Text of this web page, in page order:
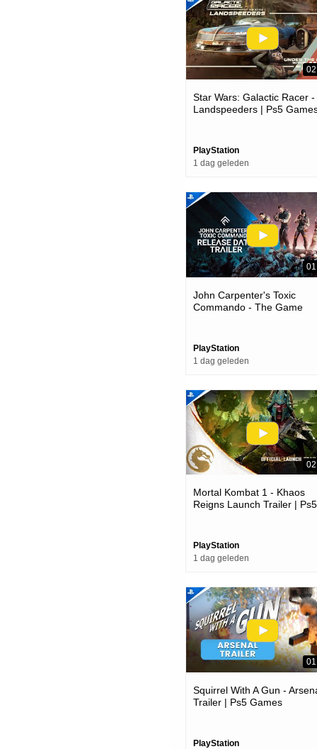
Star Wars: Galactic Racer -
Landspeeders | Ps5
PlayStation
1 dag geleden
John Carpenter's Toxic
Commando - The Game
PlayStation
1 dag geleden
Mortal Kombat 1 - Khaos
Reigns Launch Trailer | Ps5
PlayStation
1 dag geleden
Squirrel With A Gun -
Trailer | Ps5 Games
PlayStation